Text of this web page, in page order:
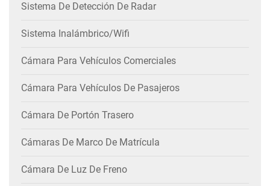
Sistema De Detección De Radar
Sistema Inalámbrico/wifi
Cámara Para Vehículos Comerciales
Cámara Para Vehículos De Pasajeros
Cámara De Portón Trasero
Cámaras De Marco De Matrícula
Cámara De Luz De Freno